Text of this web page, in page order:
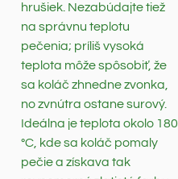
hrušiek. Nezabúdajte tiež
na správnu teplotu
pečenia; príliš vysoká
teplota môže spôsobiť, že
sa koláč zhnedne zvonka,
no zvnútra ostane surový.
Ideálna je teplota okolo 180
°C, kde sa koláč pomaly
pečie a získava tak